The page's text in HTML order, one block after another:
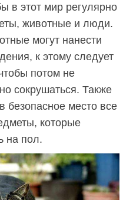
в этот мир регулярно
животные и люди.
могут нанести
к этому следует
потом не
сокрушаться. Также
безопасное место все
которые
на пол.